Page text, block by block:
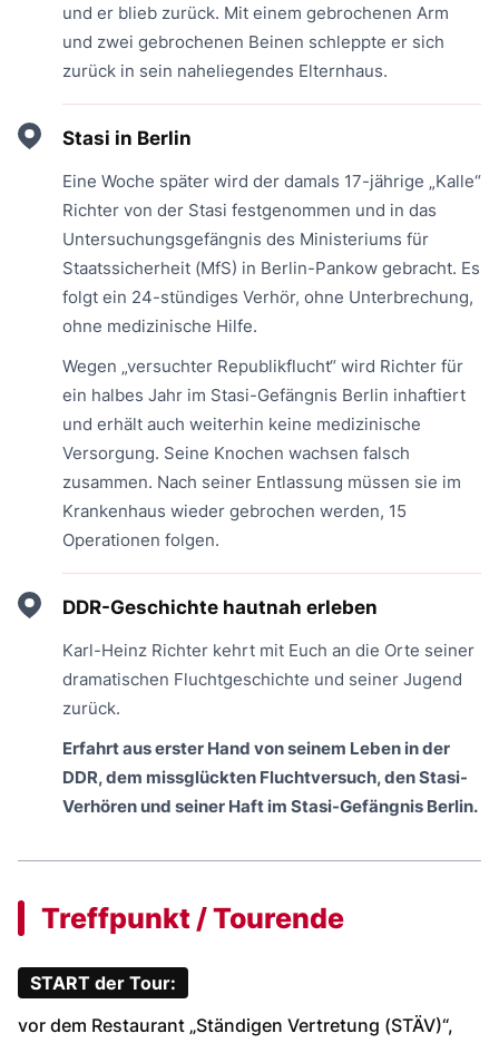
und er blieb zurück. Mit einem gebrochenen Arm
und zwei gebrochenen Beinen schleppte er sich
zurück in sein naheliegendes Elternhaus.
Stasi in Berlin
Eine Woche später wird der damals 17-jährige „Kalle“
Richter von der Stasi festgenommen und in das
Untersuchungsgefängnis des Ministeriums für
Staatssicherheit (MfS) in Berlin-Pankow gebracht. Es
folgt ein 24-stündiges Verhör, ohne Unterbrechung,
ohne medizinische Hilfe.
Wegen „versuchter Republikflucht“ wird Richter für
ein halbes Jahr im Stasi-Gefängnis Berlin inhaftiert
und erhält auch weiterhin keine medizinische
Versorgung. Seine Knochen wachsen falsch
zusammen. Nach seiner Entlassung müssen sie im
Krankenhaus wieder gebrochen werden, 15
Operationen folgen.
DDR-Geschichte hautnah erleben
Karl-Heinz Richter kehrt mit Euch an die Orte seiner
dramatischen Fluchtgeschichte und seiner Jugend
zurück.
Erfahrt aus erster Hand von seinem Leben in der
DDR, dem missglückten Fluchtversuch, den Stasi-
Verhören und seiner Haft im Stasi-Gefängnis Berlin.
Treffpunkt / Tourende
START der Tour:
vor dem Restaurant „Ständigen Vertretung (STÄV)“,